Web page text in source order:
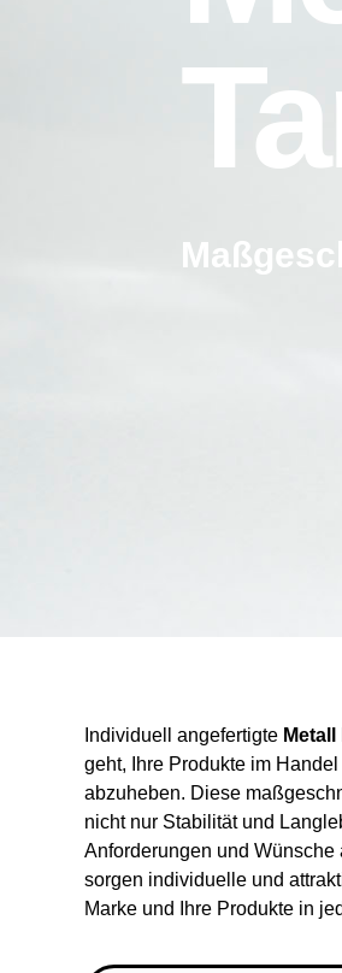
Individuell angefertigte
geht, Ihre Produkte im
abzuheben. Diese
nicht nur Stabilität und
Anforderungen und
sorgen individuelle und
Marke und Ihre Produkte in